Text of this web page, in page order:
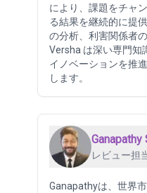
により、課題をチャ
る結果を継続的に提
の分析、利害関係者
Versha は深い専門知
イノベーションを推
します。
Ganapathy
レビュー担
Ganapathyは、世界